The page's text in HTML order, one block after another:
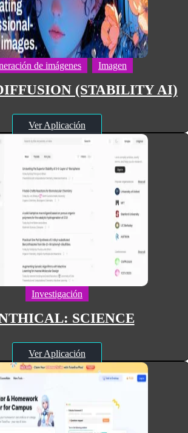
de imágenes Imagen
(STABILITY AI)
Ver Aplicación
Investigación
SCIENCE
Ver Aplicación